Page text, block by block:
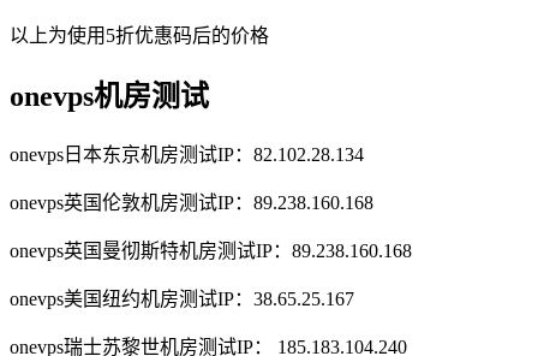
以上为使用5折优惠码后的价格
onevps机房测试
onevps日本东京机房测试IP：82.102.28.134
onevps英国伦敦机房测试IP：89.238.160.168
onevps英国曼彻斯特机房测试IP：89.238.160.168
onevps美国纽约机房测试IP：38.65.25.167
onevps瑞士苏黎世机房测试IP： 185.183.104.240